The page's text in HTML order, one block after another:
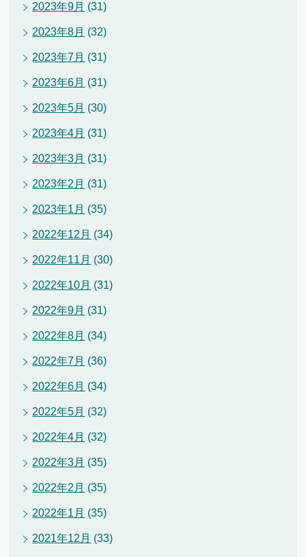
2023年9月 (31)
2023年8月 (32)
2023年7月 (31)
2023年6月 (31)
2023年5月 (30)
2023年4月 (31)
2023年3月 (31)
2023年2月 (31)
2023年1月 (35)
2022年12月 (34)
2022年11月 (30)
2022年10月 (31)
2022年9月 (31)
2022年8月 (34)
2022年7月 (36)
2022年6月 (34)
2022年5月 (32)
2022年4月 (32)
2022年3月 (35)
2022年2月 (35)
2022年1月 (35)
2021年12月 (33)